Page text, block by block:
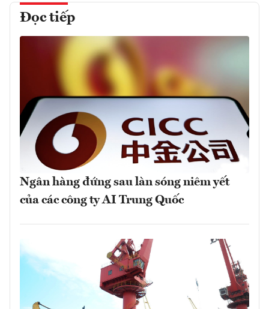
Đọc tiếp
Ngân hàng đứng sau làn sóng niêm yết
của các công ty AI Trung Quốc